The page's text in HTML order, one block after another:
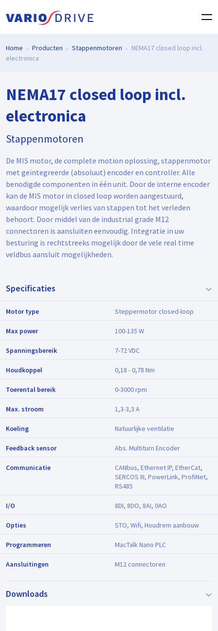
Home Producten Stappenmotoren
NEMA17 closed loop incl.
electronica
NEMA17 closed loop incl.
electronica
Stappenmotoren
De MIS motor, de complete motion oplossing, stappenmotor
met geïntegreerde (absoluut) encoder en controller. Alle
benodigde componenten in één unit. Door de interne encoder
kan de MIS motor in closed loop worden aangestuurd,
waardoor mogelijk verlies van stappen tot het verleden
behoort. Door middel van de industrial grade M12
connectoren is aansluiten eenvoudig. Integratie in uw
besturing is rechtstreeks mogelijk door de vele real time
veldbus aansluit mogelijkheden.
Specificaties
Motor type Steppermotor closed-loop
Max power 100-135 W
Spanningsbereik 7-72 VDC
Houdkoppel 0,18 - 0,78 Nm
Toerental bereik 0-3000 rpm
Max. stroom 1,3-3,3 A
Koeling Natuurlijke ventilatie
Feedback sensor Abs. Multiturn Encoder
Communicatie
CANbus, Ethernet IP, EtherCat,
SERCOS III, PowerLink, ProfiNet,
RS485
I/O 8DI, 8DO, 8AI, 0AO
Opties STO, Wifi, Houdrem aanbouw
Programmeren MacTalk Nano PLC
Aansluitingen M12 connectoren
Downloads